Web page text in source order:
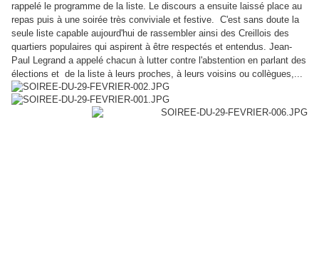
rappelé le programme de la liste. Le discours a ensuite laissé place au
repas puis à une soirée très conviviale et festive. C'est sans doute la
seule liste capable aujourd'hui de rassembler ainsi des Creillois des
quartiers populaires qui aspirent à être respectés et entendus. Jean-
Paul Legrand a appelé chacun à lutter contre l'abstention en parlant des
élections et de la liste à leurs proches, à leurs voisins ou collègues,...